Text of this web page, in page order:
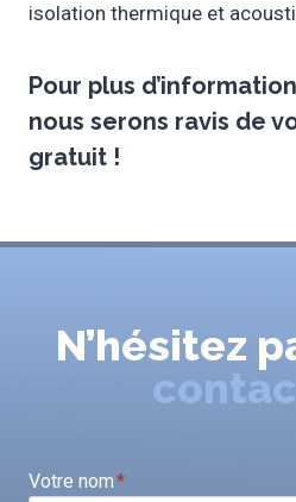
isolation thermique et
Pour plus
nous serons ravis de
gratuit !
N’hésitez
Votre nom*